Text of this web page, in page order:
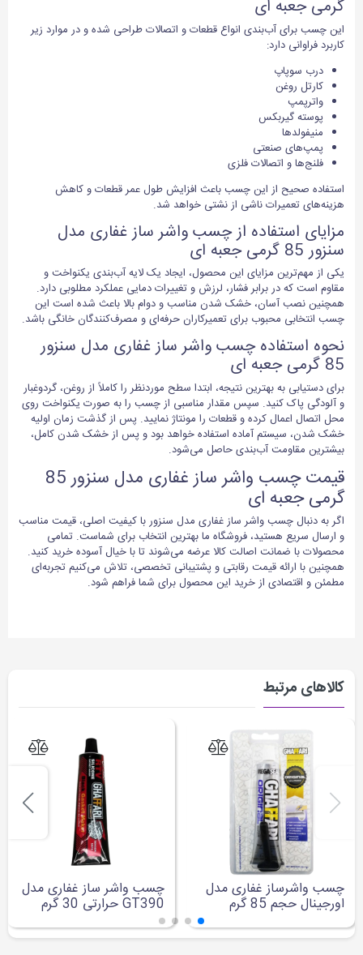
گرمی جعبه ای
این چسب برای آب‌بندی انواع قطعات و اتصالات طراحی شده و در موارد زیر
کاربرد فراوانی دارد:
درب سوپاپ
کارتل روغن
واترپمپ
پوسته گیربکس
منیفولدها
پمپ‌های صنعتی
فلنج‌ها و اتصالات فلزی
استفاده صحیح از این چسب باعث افزایش طول عمر قطعات و کاهش
هزینه‌های تعمیرات ناشی از نشتی خواهد شد.
مزایای استفاده از چسب واشر ساز غفاری مدل
سنزور 85 گرمی جعبه ای
یکی از مهم‌ترین مزایای این محصول، ایجاد یک لایه آب‌بندی یکنواخت و
مقاوم است که در برابر فشار، لرزش و تغییرات دمایی عملکرد مطلوبی دارد.
همچنین نصب آسان، خشک شدن مناسب و دوام بالا باعث شده است این
چسب انتخابی محبوب برای تعمیرکاران حرفه‌ای و مصرف‌کنندگان خانگی باشد.
نحوه استفاده چسب واشر ساز غفاری مدل سنزور
85 گرمی جعبه ای
برای دستیابی به بهترین نتیجه، ابتدا سطح موردنظر را کاملاً از روغن، گردوغبار
و آلودگی پاک کنید. سپس مقدار مناسبی از چسب را به صورت یکنواخت روی
محل اتصال اعمال کرده و قطعات را مونتاژ نمایید. پس از گذشت زمان اولیه
خشک شدن، سیستم آماده استفاده خواهد بود و پس از خشک شدن کامل،
بیشترین مقاومت آب‌بندی حاصل می‌شود.
قیمت چسب واشر ساز غفاری مدل سنزور 85
گرمی جعبه ای
اگر به دنبال چسب واشر ساز غفاری مدل سنزور با کیفیت اصلی، قیمت مناسب
و ارسال سریع هستید، فروشگاه ما بهترین انتخاب برای شماست. تمامی
محصولات با ضمانت اصالت کالا عرضه می‌شوند تا با خیال آسوده خرید کنید.
همچنین با ارائه قیمت رقابتی و پشتیبانی تخصصی، تلاش می‌کنیم تجربه‌ای
مطمئن و اقتصادی از خرید این محصول برای شما فراهم شود.
کالاهای مرتبط
چسب واشرساز غفاری مدل
اورجینال حجم 85 گرم
چسب واشر ساز غفاری مدل
GT390 حرارتی 30 گرم